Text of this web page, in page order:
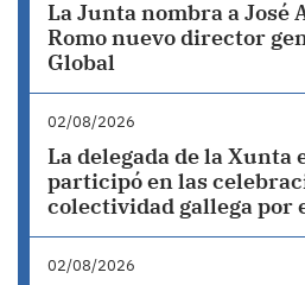
La Junta nombra a José
Romo nuevo director
Global
02/08/2026
La delegada de la Xunta
participó en las
colectividad gallega por
02/08/2026